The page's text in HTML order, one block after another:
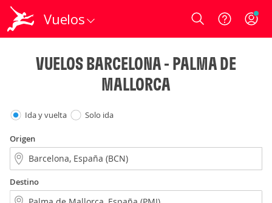
Vuelos Login
VUELOS BARCELONA - PALMA DE
MALLORCA
Ida y vuelta Solo ida
Origen
Destino